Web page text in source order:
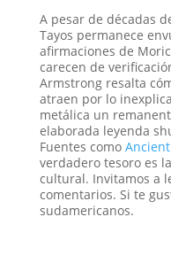
A pesar de décadas
Tayos permanece
afirmaciones de
carecen de
Armstrong resalta
atraen por lo
metálica un
elaborada leyenda
Fuentes como
verdadero tesoro es
cultural. Invitamos a
comentarios. Si te
sudamericanos.